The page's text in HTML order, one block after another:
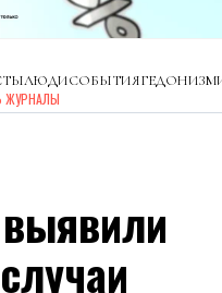
ЛЮДИСОБЫТИЯГЕДОНИЗМ
ЖУРНАЛЫ